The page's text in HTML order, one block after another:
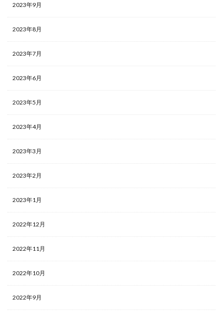
2023年9月
2023年8月
2023年7月
2023年6月
2023年5月
2023年4月
2023年3月
2023年2月
2023年1月
2022年12月
2022年11月
2022年10月
2022年9月